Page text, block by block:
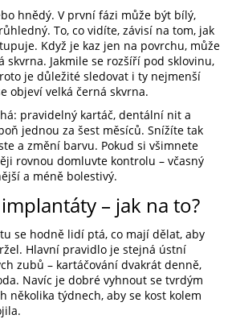
hnědý. V první fázi může být bílý,
To, co vidíte, závisí na tom, jak
Když je kaz jen na povrchu, může
skvrna. Jakmile se rozšíří pod sklovinu,
je důležité sledovat i ty nejmenší
objeví velká černá skvrna.
pravidelný kartáč, dentální nit a
jednou za šest měsíců. Snížíte tak
a změní barvu. Pokud si všimnete
rovnou domluvte kontrolu – včasný
a méně bolestivý.
– jak na to?
se hodně lidí ptá, co mají dělat, aby
Hlavní pravidlo je stejná ústní
zubů – kartáčování dvakrát denně,
Navíc je dobré vyhnout se tvrdým
několika týdnech, aby se kost kolem